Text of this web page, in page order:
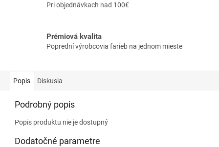
Pri objednávkach nad 100€
Prémiová kvalita
Poprední výrobcovia farieb na jednom mieste
Popis Diskusia
Podrobný popis
Popis produktu nie je dostupný
Dodatočné parametre